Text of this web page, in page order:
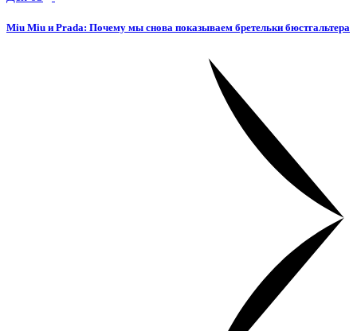
Miu Miu и Prada: Почему мы снова показываем бретельки бюстгальтера